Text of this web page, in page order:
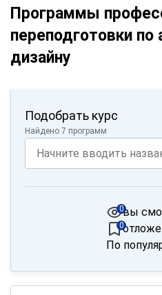
Программы
переподготовки по
дизайну
Подобрать курс
Найдено 7 программ
вы
0
0
По